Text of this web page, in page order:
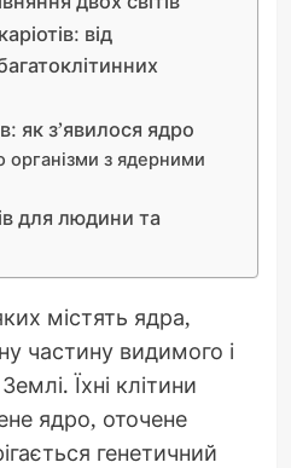
від
як з’явилося ядро
організми з ядерними
для людини та
містять ядра,
частину видимого і
Їхні клітини
ядро, оточене
генетичний